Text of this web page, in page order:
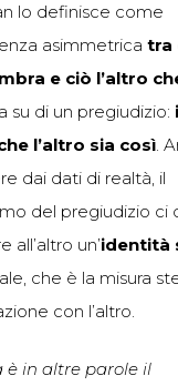
lo definisce come
asimmetrica tra
e ciò l’altro
su di un pregiudizio:
l’altro sia così.
dai dati di realtà, il
del pregiudizio ci
all’altro un’identità
che è la misura
con l’altro.
è in altre parole il